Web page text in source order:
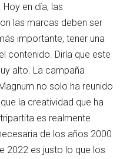
en día, las
las marcas deben ser
importante, tener una
contenido. Diría que este
alto. La campaña
no solo ha reunido
la creatividad que ha
es realmente
de los años 2000
2022 es justo lo que los